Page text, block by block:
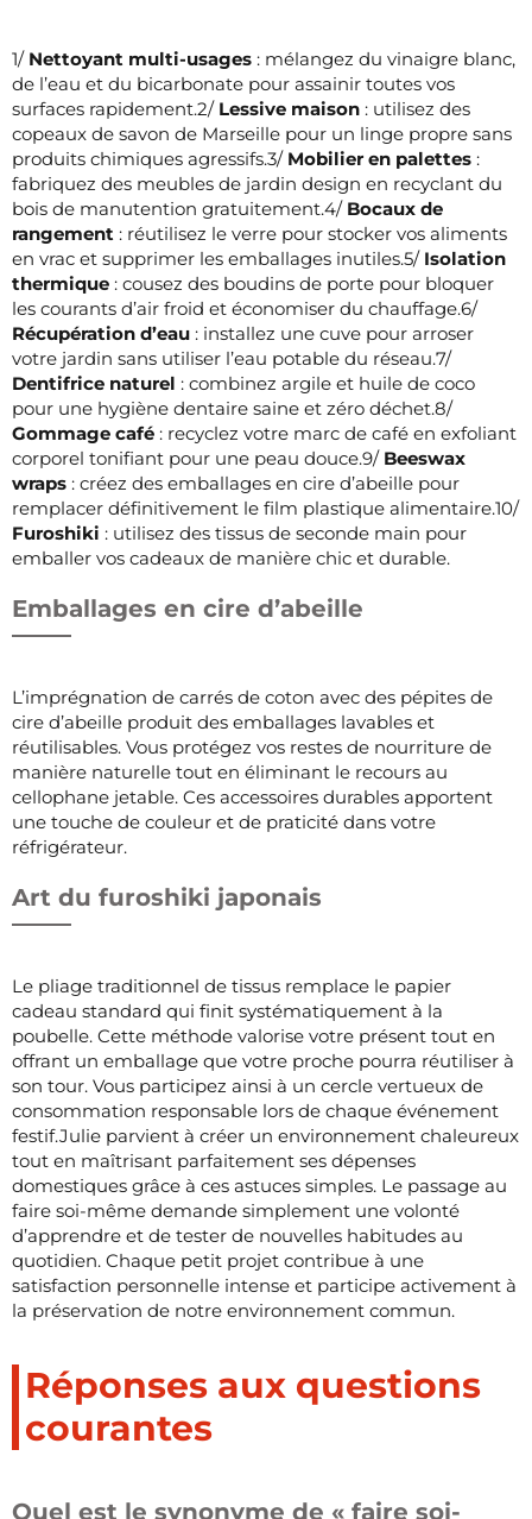
1/ Nettoyant multi-usages : mélangez du vinaigre blanc,
de l’eau et du bicarbonate pour assainir toutes vos
surfaces rapidement.2/ Lessive maison : utilisez des
copeaux de savon de Marseille pour un linge propre sans
produits chimiques agressifs.3/ Mobilier en palettes :
fabriquez des meubles de jardin design en recyclant du
bois de manutention gratuitement.4/ Bocaux de
rangement : réutilisez le verre pour stocker vos aliments
en vrac et supprimer les emballages inutiles.5/ Isolation
thermique : cousez des boudins de porte pour bloquer
les courants d’air froid et économiser du chauffage.6/
Récupération d’eau : installez une cuve pour arroser
votre jardin sans utiliser l’eau potable du réseau.7/
Dentifrice naturel : combinez argile et huile de coco
pour une hygiène dentaire saine et zéro déchet.8/
Gommage café : recyclez votre marc de café en exfoliant
corporel tonifiant pour une peau douce.9/ Beeswax
wraps : créez des emballages en cire d’abeille pour
remplacer définitivement le film plastique alimentaire.10/
Furoshiki : utilisez des tissus de seconde main pour
emballer vos cadeaux de manière chic et durable.
Emballages en cire d’abeille
L’imprégnation de carrés de coton avec des pépites de
cire d’abeille produit des emballages lavables et
réutilisables. Vous protégez vos restes de nourriture de
manière naturelle tout en éliminant le recours au
cellophane jetable. Ces accessoires durables apportent
une touche de couleur et de praticité dans votre
réfrigérateur.
Art du furoshiki japonais
Le pliage traditionnel de tissus remplace le papier
cadeau standard qui finit systématiquement à la
poubelle. Cette méthode valorise votre présent tout en
offrant un emballage que votre proche pourra réutiliser à
son tour. Vous participez ainsi à un cercle vertueux de
consommation responsable lors de chaque événement
festif.Julie parvient à créer un environnement chaleureux
tout en maîtrisant parfaitement ses dépenses
domestiques grâce à ces astuces simples. Le passage au
faire soi-même demande simplement une volonté
d’apprendre et de tester de nouvelles habitudes au
quotidien. Chaque petit projet contribue à une
satisfaction personnelle intense et participe activement à
la préservation de notre environnement commun.
Réponses aux questions
courantes
Quel est le synonyme de « faire soi-